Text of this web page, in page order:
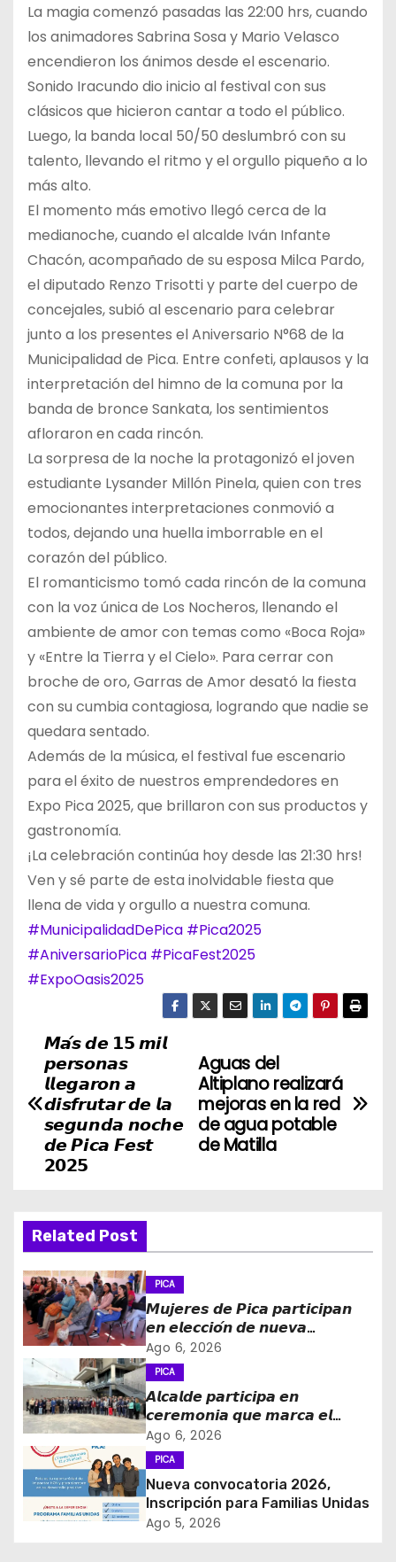
La magia comenzó pasadas las 22:00 hrs, cuando
los animadores Sabrina Sosa y Mario Velasco
encendieron los ánimos desde el escenario.
Sonido Iracundo dio inicio al festival con sus
clásicos que hicieron cantar a todo el público.
Luego, la banda local 50/50 deslumbró con su
talento, llevando el ritmo y el orgullo piqueño a lo
más alto.
El momento más emotivo llegó cerca de la
medianoche, cuando el alcalde Iván Infante
Chacón, acompañado de su esposa Milca Pardo,
el diputado Renzo Trisotti y parte del cuerpo de
concejales, subió al escenario para celebrar
junto a los presentes el Aniversario N°68 de la
Municipalidad de Pica. Entre confeti, aplausos y la
interpretación del himno de la comuna por la
banda de bronce Sankata, los sentimientos
afloraron en cada rincón.
La sorpresa de la noche la protagonizó el joven
estudiante Lysander Millón Pinela, quien con tres
emocionantes interpretaciones conmovió a
todos, dejando una huella imborrable en el
corazón del público.
El romanticismo tomó cada rincón de la comuna
con la voz única de Los Nocheros, llenando el
ambiente de amor con temas como «Boca Roja»
y «Entre la Tierra y el Cielo». Para cerrar con
broche de oro, Garras de Amor desató la fiesta
con su cumbia contagiosa, logrando que nadie se
quedara sentado.
Además de la música, el festival fue escenario
para el éxito de nuestros emprendedores en
Expo Pica 2025, que brillaron con sus productos y
gastronomía.
¡La celebración continúa hoy desde las 21:30 hrs!
Ven y sé parte de esta inolvidable fiesta que
llena de vida y orgullo a nuestra comuna.
#MunicipalidadDePica #Pica2025
#AniversarioPica #PicaFest2025
#ExpoOasis2025
N
a
c
i
ó
n
d
e
e
Aguas del
Altiplano realizará
mejoras en la red
de agua potable
de Matilla
𝙈𝙖́𝙨 𝙙𝙚 𝟭𝟱 𝙢𝙞𝙡
𝙥𝙚𝙧𝙨𝙤𝙣𝙖𝙨
𝙡𝙡𝙚𝙜𝙖𝙧𝙤𝙣 𝙖
𝙙𝙞𝙨𝙛𝙧𝙪𝙩𝙖𝙧 𝙙𝙚 𝙡𝙖
𝙨𝙚𝙜𝙪𝙣𝙙𝙖 𝙣𝙤𝙘𝙝𝙚
𝙙𝙚 𝙋𝙞𝙘𝙖 𝙁𝙚𝙨𝙩
𝟮𝟬𝟮𝟱
Related Post
PICA
𝙈𝙪𝙟𝙚𝙧𝙚𝙨 𝙙𝙚 𝙋𝙞𝙘𝙖 𝙥𝙖𝙧𝙩𝙞𝙘𝙞𝙥𝙖𝙣
𝙚𝙣 𝙚𝙡𝙚𝙘𝙘𝙞𝙤́𝙣 𝙙𝙚 𝙣𝙪𝙚𝙫𝙖
𝙙𝙞𝙧𝙚𝙘𝙩𝙞𝙫𝙖 𝙙𝙚 𝙡𝙖 𝙈𝙚𝙨𝙖 𝙙𝙚 𝙡𝙖
𝙈𝙪𝙟𝙚𝙧 𝙍𝙪𝙧𝙖𝙡 𝙚 𝙄𝙣𝙙𝙞́𝙜𝙚𝙣𝙖
Ago 6, 2026
PICA
𝘼𝙡𝙘𝙖𝙡𝙙𝙚 𝙥𝙖𝙧𝙩𝙞𝙘𝙞𝙥𝙖 𝙚𝙣
𝙘𝙚𝙧𝙚𝙢𝙤𝙣𝙞𝙖 𝙦𝙪𝙚 𝙢𝙖𝙧𝙘𝙖 𝙚𝙡
𝙞𝙣𝙜𝙧𝙚𝙨𝙤 𝙙𝙚 𝙚𝙜𝙧𝙚𝙨𝙖𝙙𝙤𝙨 𝙙𝙚𝙡
𝙇𝙞𝙘𝙚𝙤 𝘽𝙞𝙘𝙚𝙣𝙩𝙚𝙣𝙖𝙧𝙞𝙤 𝙋𝙖𝙙𝙧𝙚
𝘼𝙡𝙗𝙚𝙧𝙩𝙤 𝙃𝙪𝙧𝙩𝙖𝙙𝙤 𝙙𝙚 𝙋𝙞𝙘𝙖 𝙖 𝙡𝙖
𝙞𝙣𝙙𝙪𝙨𝙩𝙧𝙞𝙖 𝙢𝙞𝙣𝙚𝙧𝙖
Ago 6, 2026
PICA
Nueva convocatoria 2026,
Inscripción para Familias Unidas
Ago 5, 2026